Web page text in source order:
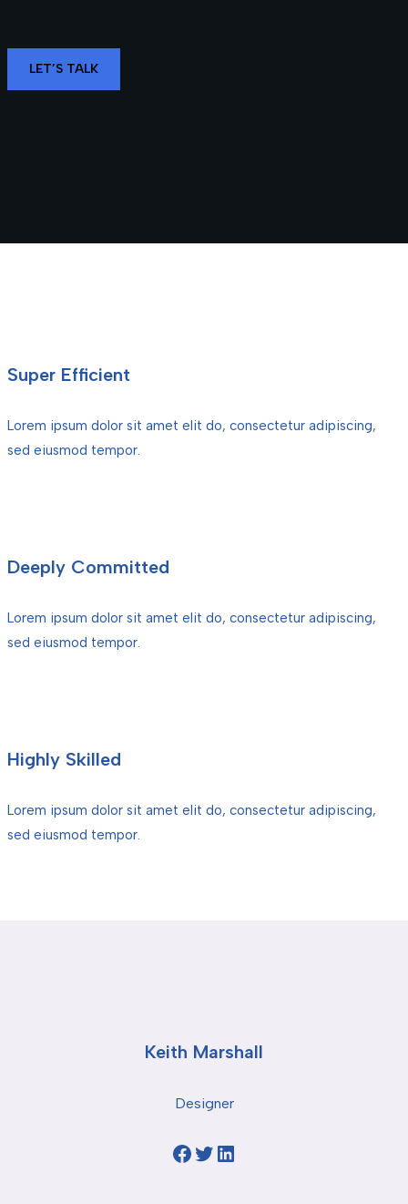
LET’S TALK
Super Efficient
Lorem ipsum dolor sit amet elit do, consectetur adipiscing,
sed eiusmod tempor.
Deeply Committed
Lorem ipsum dolor sit amet elit do, consectetur adipiscing,
sed eiusmod tempor.
Highly Skilled
Lorem ipsum dolor sit amet elit do, consectetur adipiscing,
sed eiusmod tempor.
Keith Marshall
Designer